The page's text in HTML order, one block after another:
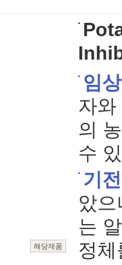
해당제품
임
자
의
수
기전
았
는
정